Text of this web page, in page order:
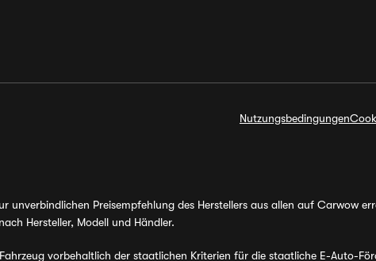
Nutzungsbedingungen
unverbindlichen Preisempfehlung des Herstellers aus allen auf Carwow
Hersteller, Modell und Händler.
vorbehaltlich der staatlichen Kriterien für die staatliche E-Auto-